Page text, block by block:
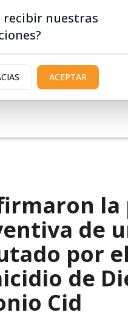
la
de
por el
de
Cid
recibir nuestras
ACEPTAR